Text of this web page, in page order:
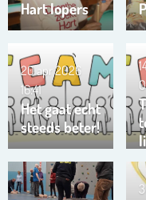
Hart lopers
Het gaat echt
steeds beter!
20 apr 2026
16:41